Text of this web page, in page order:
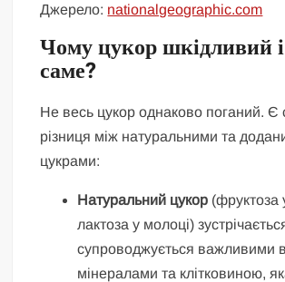
Джерело: nationalgeographic.com
Чому цукор шкідливий
саме?
Не весь цукор однаково поганий. Є
різниця між натуральними та
цукрами:
Натуральний цукор (фруктоза
лактоза у молоці)
супроводжується важливими
мінералами та клітковиною,